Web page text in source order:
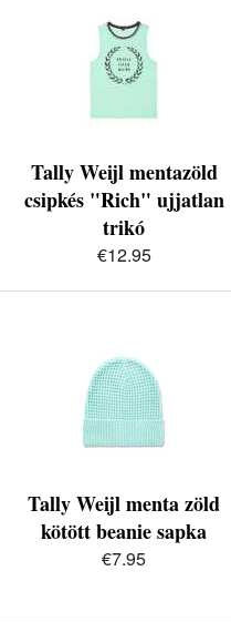
Tally Weijl mentazöld
csipkés "Rich" ujjatlan
trikó
€12.95
Tally Weijl menta zöld
kötött beanie sapka
€7.95